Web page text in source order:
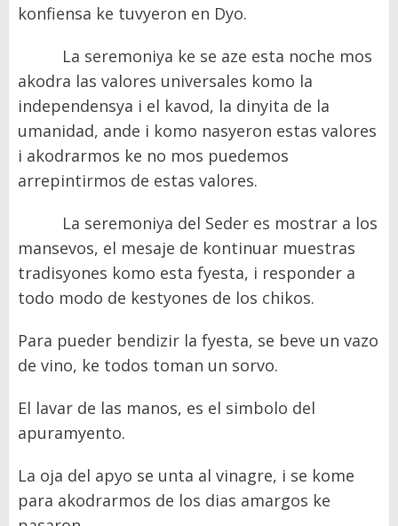
konfiensa ke tuvyeron en Dyo.
La seremoniya ke se aze esta noche mos
akodra las valores universales komo la
independensya i el kavod, la dinyita de la
umanidad, ande i komo nasyeron estas valores
i akodrarmos ke no mos puedemos
arrepintirmos de estas valores.
La seremoniya del Seder es mostrar a los
mansevos, el mesaje de kontinuar muestras
tradisyones komo esta fyesta, i responder a
todo modo de kestyones de los chikos.
Para pueder bendizir la fyesta, se beve un vazo
de vino, ke todos toman un sorvo.
El lavar de las manos, es el simbolo del
apuramyento.
La oja del apyo se unta al vinagre, i se kome
para akodrarmos de los dias amargos ke